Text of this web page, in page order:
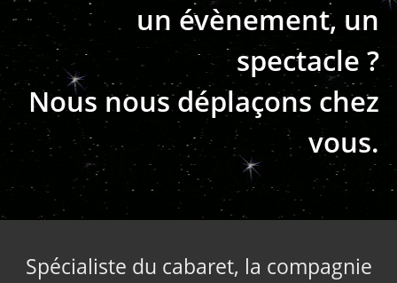
un évènement, un
spectacle ?
Nous nous déplaçons chez
vous.
Spécialiste du cabaret, la compagnie